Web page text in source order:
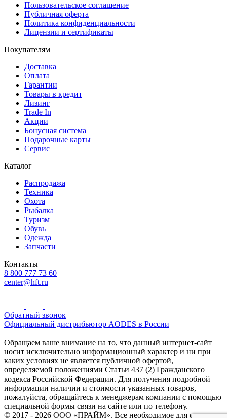
Пользовательское соглашение
Публичная оферта
Политика конфиденциальности
Лицензии и сертификаты
Покупателям
Доставка
Оплата
Гарантии
Товары в кредит
Лизинг
Trade In
Акции
Бонусная система
Подарочные карты
Сервис
Каталог
Распродажа
Техника
Охота
Рыбалка
Туризм
Обувь
Одежда
Запчасти
Контакты
8 800 777 73 60
center@hft.ru
Обратный звонок
Официальный дистрибьютор AODES в России
Обращаем ваше внимание на то, что данный интернет-сайт
носит исключительно информационный характер и ни при
каких условиях не является публичной офертой,
определяемой положениями Статьи 437 (2) Гражданского
кодекса Российской Федерации. Для получения подробной
информации наличии и стоимости указанных товаров,
пожалуйста, обращайтесь к менеджерам компании с помощью
специальной формы связи на сайте или по телефону.
© 2017 - 2026 ООО «ПРАЙМ». Все необходимое для охоты и